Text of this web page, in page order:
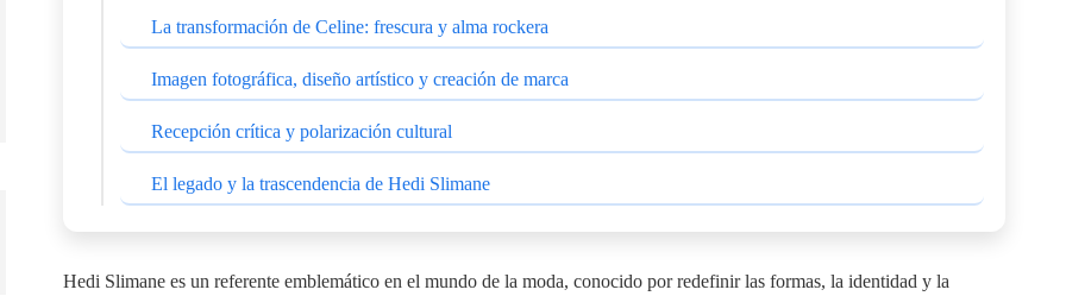
La transformación de Celine: frescura y alma rockera
Imagen fotográfica, diseño artístico y creación de marca
Recepción crítica y polarización cultural
El legado y la trascendencia de Hedi Slimane
Hedi Slimane es un referente emblemático en el mundo de la moda, conocido por redefinir las formas, la identidad y la